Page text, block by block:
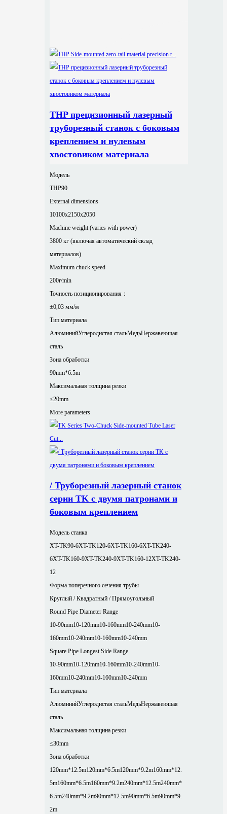
THP прецизионный лазерный
труборезный станок с боковым
креплением и нулевым
хвостовиком материала
Модель
THP90
External dimensions
10100x2150x2050
Machine weight (varies with power)
3800 кг (включая автоматический склад
материалов)
Maximum chuck speed
200r/min
Точность позиционирования：
±0,03 мм/м
Тип материала
АлюминийУглеродистая стальМедьНержавеющая
сталь
Зона обработки
90mm*6.5m
Максимальная толщина резки
≤20mm
More parameters
/ Труборезный лазерный станок
серии TK с двумя патронами и
боковым креплением
Модель станка
XT-TK90-6XT-TK120-6XT-TK160-6XT-TK240-
6XT-TK160-9XT-TK240-9XT-TK160-12XT-TK240-
12
Форма поперечного сечения трубы
Круглый / Квадратный / Прямоугольный
Round Pipe Diameter Range
10-90mm10-120mm10-160mm10-240mm10-
160mm10-240mm10-160mm10-240mm
Square Pipe Longest Side Range
10-90mm10-120mm10-160mm10-240mm10-
160mm10-240mm10-160mm10-240mm
Тип материала
АлюминийУглеродистая стальМедьНержавеющая
сталь
Максимальная толщина резки
≤30mm
Зона обработки
120mm*12.5m120mm*6.5m120mm*9.2m160mm*12.
5m160mm*6.5m160mm*9.2m240mm*12.5m240mm*
6.5m240mm*9.2m90mm*12.5m90mm*6.5m90mm*9.
2m